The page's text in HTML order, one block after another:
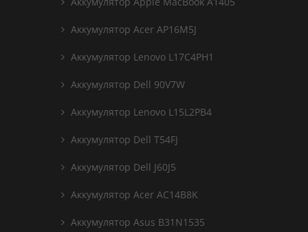
Аккумулятор Acer AP16M5J
Аккумулятор Lenovo L17C4PH1
Аккумулятор Dell 90V7W
Аккумулятор Lenovo L15L2PB4
Аккумулятор Dell T54FJ
Аккумулятор Dell J60J5
Аккумулятор Acer AC14B8K
Аккумулятор Asus B31N1535